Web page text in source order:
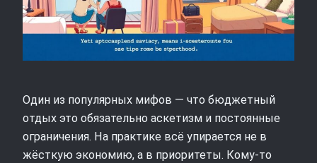
Один из популярных мифов — что бюджетный
отдых это обязательно аскетизм и постоянные
ограничения. На практике всё упирается не в
жёсткую экономию, а в приоритеты. Кому‑то